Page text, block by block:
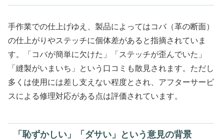
手作業での仕上げゆえ、製品によってはコバ（革の断面）
の仕上がりやステッチに個体差があると指摘されていま
す。「コバが簡単に欠けた」「ステッチが歪んでいた」
「縫製がいまいち」という口コミも散見されます。ただし
多くは使用には差し支えない程度とされ、アフターサービ
スによる修理対応がある点は評価されています。
「恥ずかしい」「ダサい」という意見の背景